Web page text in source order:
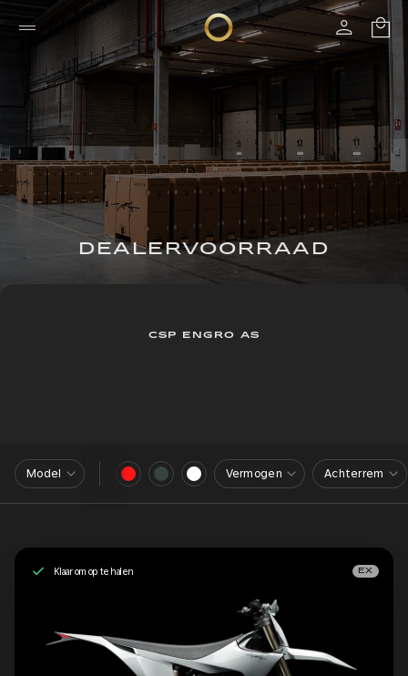
DEALERVOORRAAD
CSP ENGRO AS
Model Vermogen Achterrem
Klaar om op te halen EX